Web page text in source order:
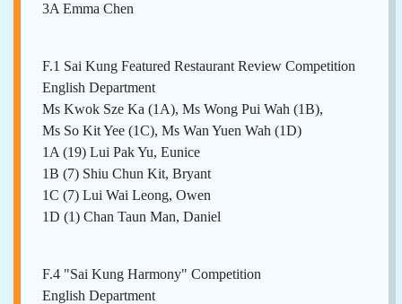
3A Emma Chen
F.1 Sai Kung Featured Restaurant Review Competition
English Department
Ms Kwok Sze Ka (1A), Ms Wong Pui Wah (1B),
Ms So Kit Yee (1C), Ms Wan Yuen Wah (1D)
1A (19) Lui Pak Yu, Eunice
1B (7) Shiu Chun Kit, Bryant
1C (7) Lui Wai Leong, Owen
1D (1) Chan Taun Man, Daniel
F.4 "Sai Kung Harmony" Competition
English Department